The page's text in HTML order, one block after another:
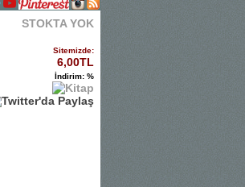
STOKTA YOK
Sitemizde:
6,00TL
İndirim: %